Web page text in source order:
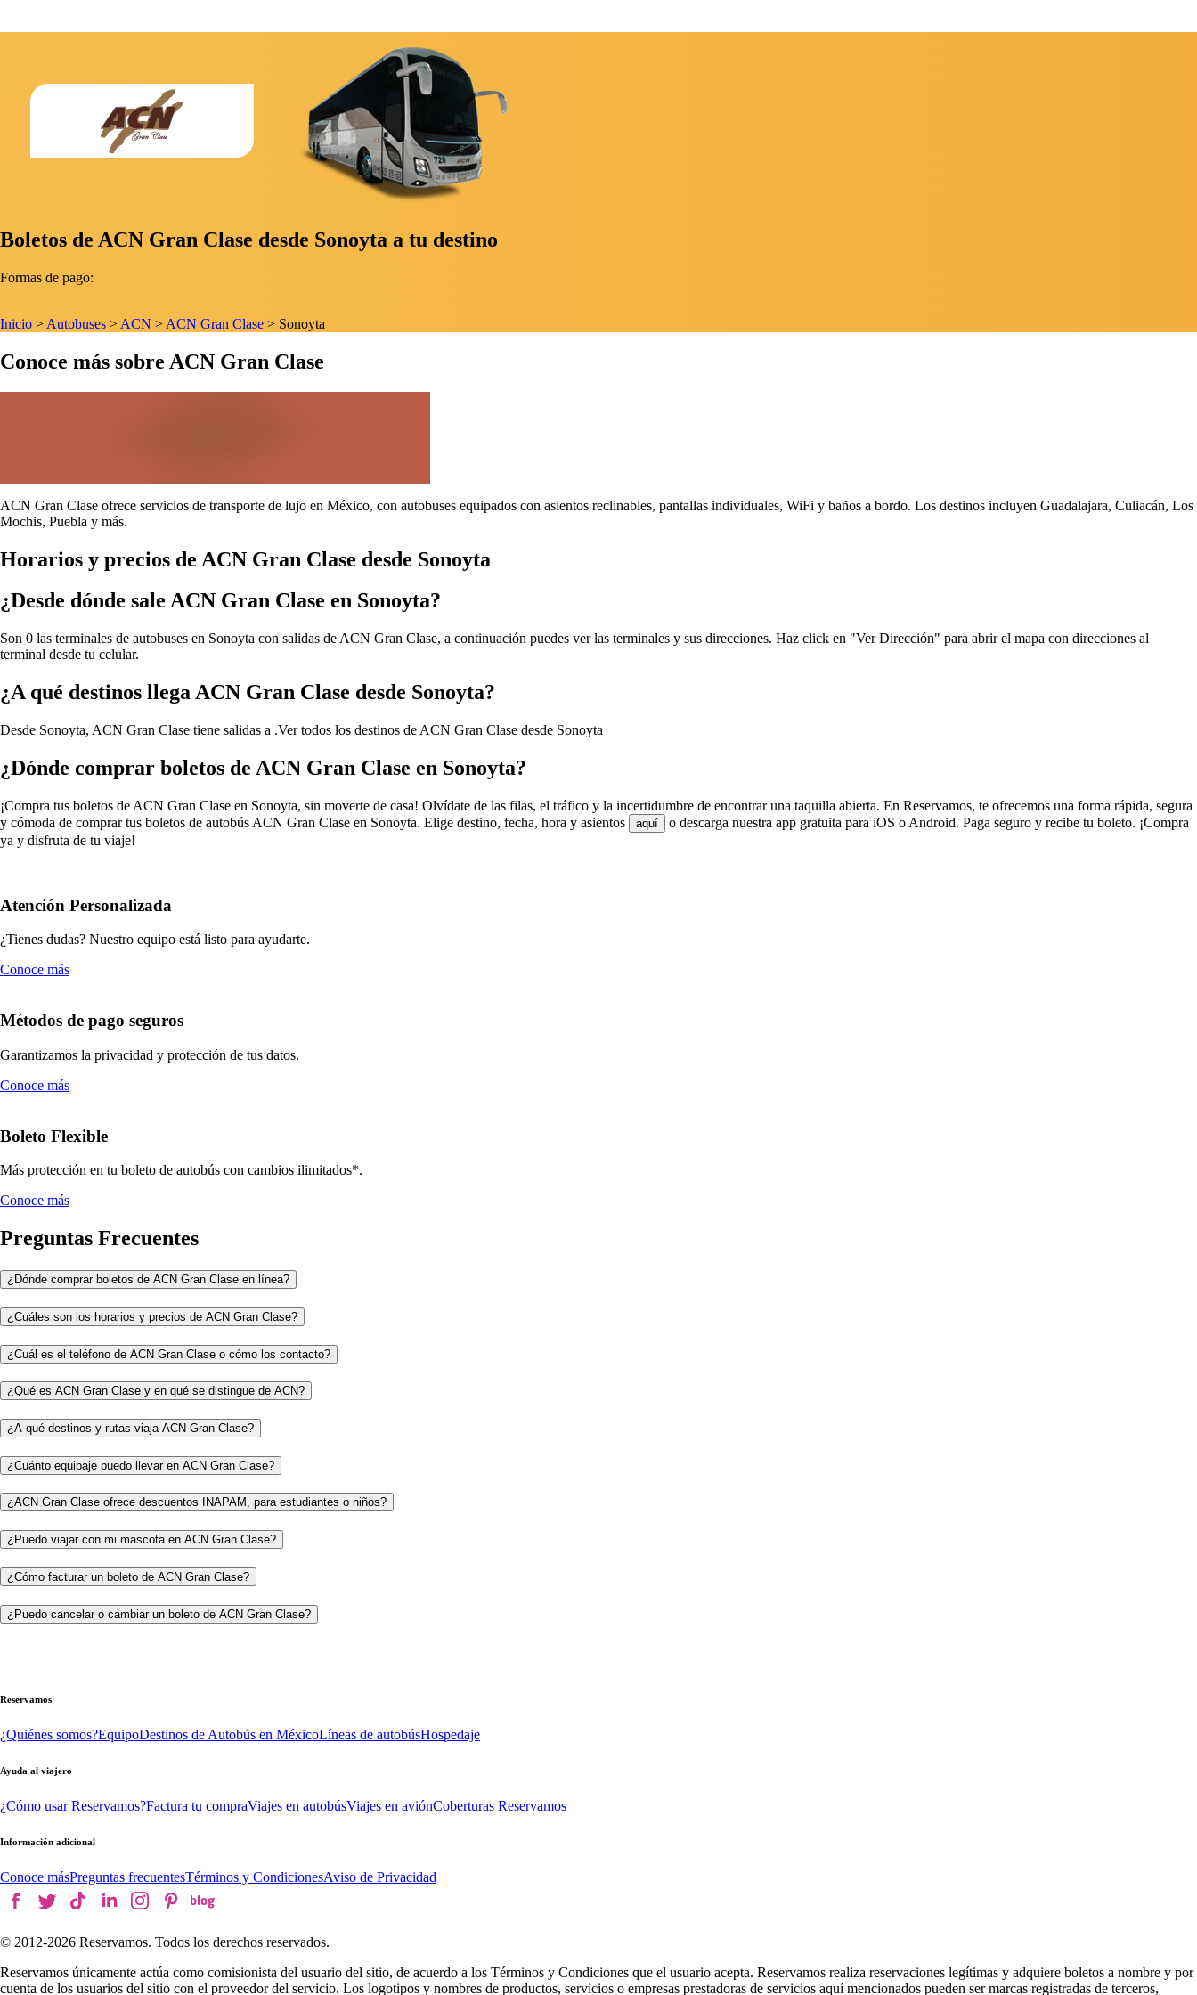
Boletos de ACN Gran Clase desde Sonoyta a tu destino
Formas de pago:
Inicio > Autobuses > ACN > ACN Gran Clase > Sonoyta
Conoce más sobre ACN Gran Clase
ACN Gran Clase ofrece servicios de transporte de lujo en México, con autobuses equipados con asientos reclinables, pantallas individuales, WiFi y baños a bordo. Los destinos incluyen Guadalajara, Culiacán, Los
Mochis, Puebla y más.
Horarios y precios de ACN Gran Clase desde Sonoyta
¿Desde dónde sale ACN Gran Clase en Sonoyta?
Son 0 las terminales de autobuses en Sonoyta con salidas de ACN Gran Clase, a continuación puedes ver las terminales y sus direcciones. Haz click en "Ver Dirección" para abrir el mapa con direcciones al
terminal desde tu celular.
¿A qué destinos llega ACN Gran Clase desde Sonoyta?
Desde Sonoyta, ACN Gran Clase tiene salidas a .Ver todos los destinos de ACN Gran Clase desde Sonoyta
¿Dónde comprar boletos de ACN Gran Clase en Sonoyta?
¡Compra tus boletos de ACN Gran Clase en Sonoyta, sin moverte de casa! Olvídate de las filas, el tráfico y la incertidumbre de encontrar una taquilla abierta. En Reservamos, te ofrecemos una forma rápida, segura
y cómoda de comprar tus boletos de autobús ACN Gran Clase en Sonoyta. Elige destino, fecha, hora y asientos
aquí
o descarga nuestra app gratuita para iOS o Android. Paga seguro y recibe tu boleto. ¡Compra
ya y disfruta de tu viaje!
Atención Personalizada
¿Tienes dudas? Nuestro equipo está listo para ayudarte.
Conoce más
Métodos de pago seguros
Garantizamos la privacidad y protección de tus datos.
Conoce más
Boleto Flexible
Más protección en tu boleto de autobús con cambios ilimitados*.
Conoce más
Preguntas Frecuentes
¿Dónde comprar boletos de ACN Gran Clase en línea?
¿Cuáles son los horarios y precios de ACN Gran Clase?
¿Cuál es el teléfono de ACN Gran Clase o cómo los contacto?
¿Qué es ACN Gran Clase y en qué se distingue de ACN?
¿A qué destinos y rutas viaja ACN Gran Clase?
¿Cuánto equipaje puedo llevar en ACN Gran Clase?
¿ACN Gran Clase ofrece descuentos INAPAM, para estudiantes o niños?
¿Puedo viajar con mi mascota en ACN Gran Clase?
¿Cómo facturar un boleto de ACN Gran Clase?
¿Puedo cancelar o cambiar un boleto de ACN Gran Clase?
Reservamos
¿Quiénes somos?EquipoDestinos de Autobús en MéxicoLíneas de autobúsHospedaje
Ayuda al viajero
¿Cómo usar Reservamos?Factura tu compraViajes en autobúsViajes en aviónCoberturas Reservamos
Información adicional
Conoce másPreguntas frecuentesTérminos y CondicionesAviso de Privacidad
© 2012-2026 Reservamos. Todos los derechos reservados.
Reservamos únicamente actúa como comisionista del usuario del sitio, de acuerdo a los Términos y Condiciones que el usuario acepta. Reservamos realiza reservaciones legítimas y adquiere boletos a nombre y por
cuenta de los usuarios del sitio con el proveedor del servicio. Los logotipos y nombres de productos, servicios o empresas prestadoras de servicios aquí mencionados pueden ser marcas registradas de terceros,